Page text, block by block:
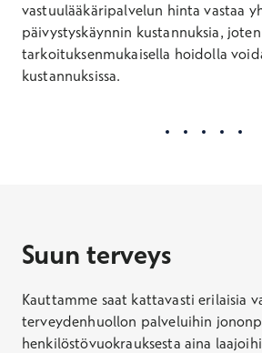
vastuulääkäripalvelun hinta vastaa
päivystyskäynnin kustannuksia, joten
tarkoituksenmukaisella hoidolla
kustannuksissa.
Suun terveys
Kauttamme saat kattavasti erilaisia
terveydenhuollon palveluihin
henkilöstövuokrauksesta aina